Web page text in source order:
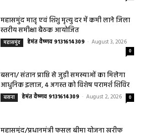
महासमुंद मातृ एवं शिशु मृत्यु दर में कमी लाने जिला
स्तरीय समीक्षा बैठक आयोजित
महासमुंद हेमंत वैष्णव 9131614309 - August 3, 2026
0
बसना/ संतान प्राप्ति से जुड़ी समस्याओं का मिलेगा
आधुनिक इलाज, 4 अगस्त को विशेष परामर्श शिविर
बसना हेमंत वैष्णव 9131614309 - August 2, 2026 0